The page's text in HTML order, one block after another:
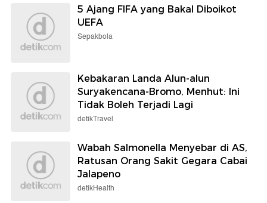
5 Ajang FIFA yang Bakal Diboikot
UEFA
Sepakbola
Kebakaran Landa Alun-alun
Suryakencana-Bromo, Menhut: Ini
Tidak Boleh Terjadi Lagi
detikTravel
Wabah Salmonella Menyebar di AS,
Ratusan Orang Sakit Gegara Cabai
Jalapeno
detikHealth